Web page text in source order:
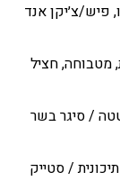
פיש/צ׳יקן אנד
מטבוחה, חציל
/ סיגר בשר
/ סטייק